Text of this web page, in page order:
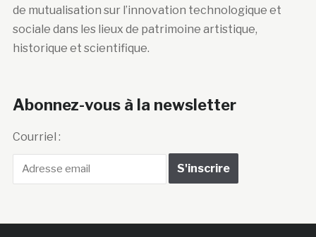
de mutualisation sur l’innovation technologique et
sociale dans les lieux de patrimoine artistique,
historique et scientifique.
Abonnez-vous à la newsletter
Courriel :